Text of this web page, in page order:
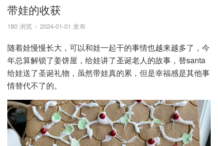
带娃的收获
180 浏览 2024-01-01 发布
随着娃慢慢长大，可以和娃一起干的事情也越来越多了，今
年总算解锁了姜饼屋，给娃讲了圣诞老人的故事，替santa
给娃送了圣诞礼物，虽然带娃真的累，但是幸福感是其他事
情替代不了的。